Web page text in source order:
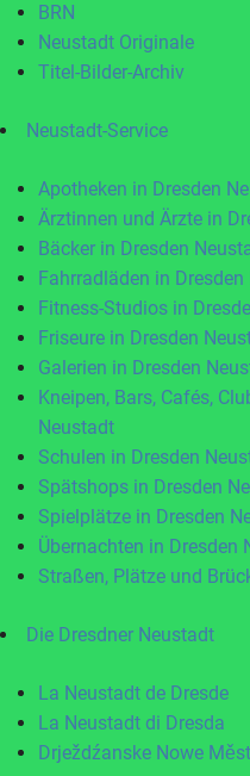
BRN
Neustadt Originale
Titel-Bilder-Archiv
Neustadt-Service
Apotheken in Dresden
Ärztinnen und Ärzte in
Bäcker in Dresden
Fahrradläden in
Fitness-Studios in
Friseure in Dresden
Galerien in Dresden
Kneipen, Bars, Cafés,
Neustadt
Schulen in Dresden
Spätshops in Dresden
Spielplätze in Dresden
Übernachten in Dresden
Straßen, Plätze und
Die Dresdner Neustadt
La Neustadt de Dresde
La Neustadt di Dresda
Drježdźanske Nowe